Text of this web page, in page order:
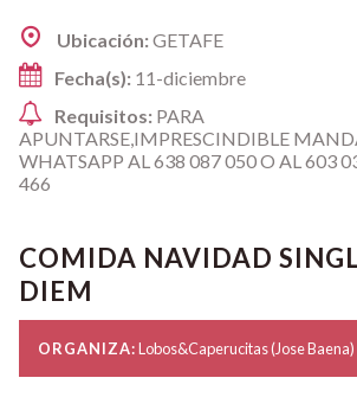
Ubicación:GETAFE
Fecha(s): 11-diciembre
Requisitos: PARA
APUNTARSE,IMPRESCINDIBLE
WHATSAPP AL 638 087 050 O AL 603
466
COMIDA NAVIDAD
DIEM
ORGANIZA:Lobos&Caperucitas (Jose Baena)